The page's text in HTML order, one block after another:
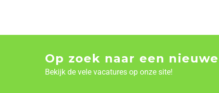
Op zoek naar een
Bekijk de vele vacatures op onze site!